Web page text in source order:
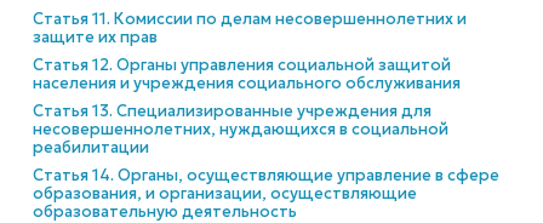
Статья 11. Комиссии по делам несовершеннолетних и
защите их прав
Статья 12. Органы управления социальной защитой
населения и учреждения социального обслуживания
Статья 13. Специализированные учреждения для
несовершеннолетних, нуждающихся в социальной
реабилитации
Статья 14. Органы, осуществляющие управление в сфере
образования, и организации, осуществляющие
образовательную деятельность